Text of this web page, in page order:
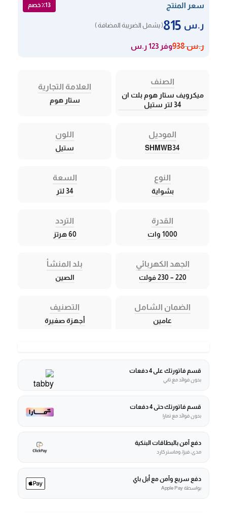
سعر المنتج ٪13 خصم
ر.س ( يشمل الضريبة المضافة )
ر.س938 وفر 123 ر.س
الصنف
ميكرويف ستار هوم بلت ان
34 لتر ستيل
العلامة التجارية
ستار هوم
الموديل
SHMWB34
اللون
ستيل
النوع
بشواية
السعة
34 لتر
القدرة
1000 وات
التردد
60 هرتز
الجهد الكهربائي
220 – 230 فولت
بلد المنشأ
الصين
الضمان الشامل
عامين
التصنيف
أجهزة صغيرة
قسم فاتورتك على 4 دفعات
بدون فوائد مع تابي
قسم فاتورتك حتى 4 دفعات
بدون فوائد مع تمارا
دفع آمن بالبطاقات البنكية
مدى، فيزا، وماستركارد
دفع سريع وآمن مع أبل باي
بواسطة Apple Pay